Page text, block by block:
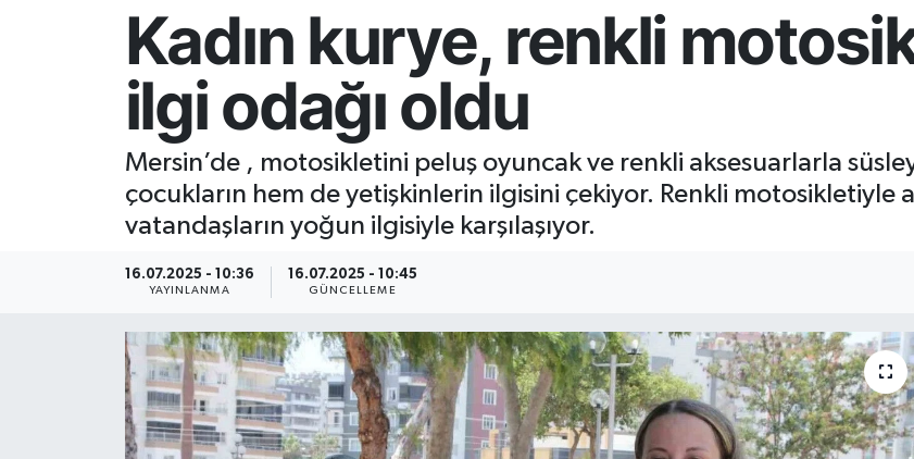
Kadın kurye, renkli
ilgi odağı oldu
Mersin’de , motosikletini peluş oyuncak ve renkli aksesuarlarla
çocukların hem de yetişkinlerin ilgisini çekiyor. Renkli motosikletiyle
vatandaşların yoğun ilgisiyle karşılaşıyor.
16.07.2025 - 10:36
YAYINLANMA
16.07.2025 - 10:45
GÜNCELLEME
Resmi İlan